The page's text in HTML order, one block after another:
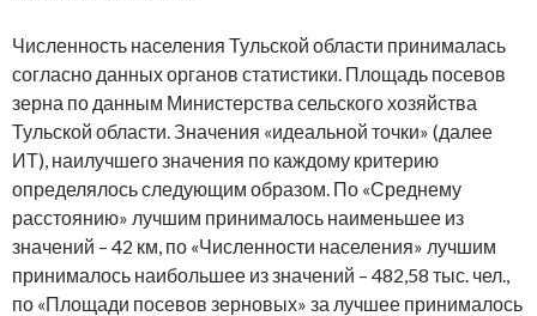
Численность населения Тульской области принималась
согласно данных органов статистики. Площадь посевов
зерна по данным Министерства сельского хозяйства
Тульской области. Значения «идеальной точки» (далее
ИТ), наилучшего значения по каждому критерию
определялось следующим образом. По «Среднему
расстоянию» лучшим принималось наименьшее из
значений – 42 км, по «Численности населения» лучшим
принималось наибольшее из значений – 482,58 тыс. чел.,
по «Площади посевов зерновых» за лучшее принималось